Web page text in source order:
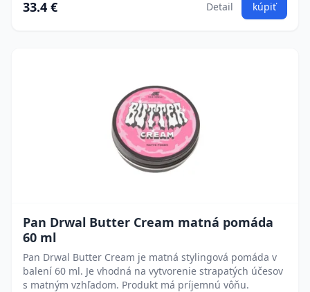
33.4 € Detail kúpiť
Pan Drwal Butter Cream matná pomáda
60 ml
Pan Drwal Butter Cream je matná stylingová pomáda v
balení 60 ml. Je vhodná na vytvorenie strapatých účesov
s matným vzhľadom. Produkt má príjemnú vôňu.